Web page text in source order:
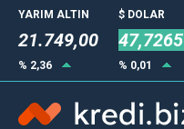
YARIM ALTIN
21.749,00
% 2,36
$ DOLAR
47,7265
% 0,01